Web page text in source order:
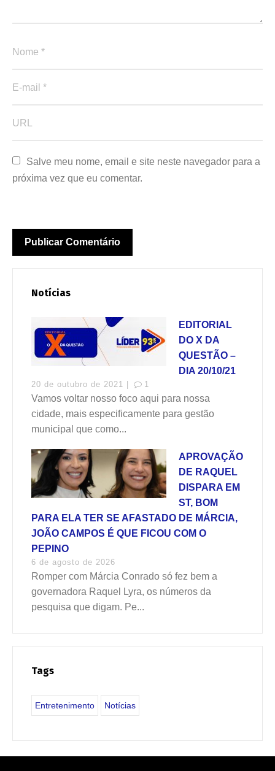
Salve meu nome, email e site neste navegador para a
próxima vez que eu comentar.
Notícias
EDITORIAL
DO X DA
QUESTÃO –
DIA 20/10/21
20 de outubro de 2021 | 1
Vamos voltar nosso foco aqui para nossa
cidade, mais especificamente para gestão
municipal que como...
APROVAÇÃO
DE RAQUEL
DISPARA EM
ST, BOM
PARA ELA TER SE AFASTADO DE MÁRCIA,
JOÃO CAMPOS É QUE FICOU COM O
PEPINO
6 de agosto de 2026
Romper com Márcia Conrado só fez bem a
governadora Raquel Lyra, os números da
pesquisa que digam. Pe...
Tags
Entretenimento Notícias